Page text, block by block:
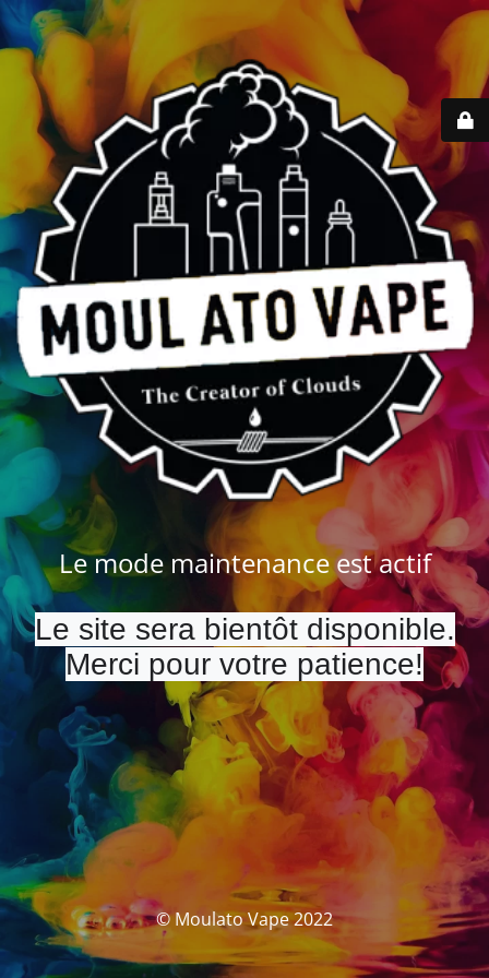
Le mode maintenance est actif
Le site sera bientôt disponible.
Merci pour votre patience!
© Moulato Vape 2022